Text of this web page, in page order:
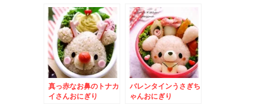
となかいさん☆
真っ赤なお鼻のトナカ
イさんおにぎり
バレンタインうさぎち
ゃんおにぎり